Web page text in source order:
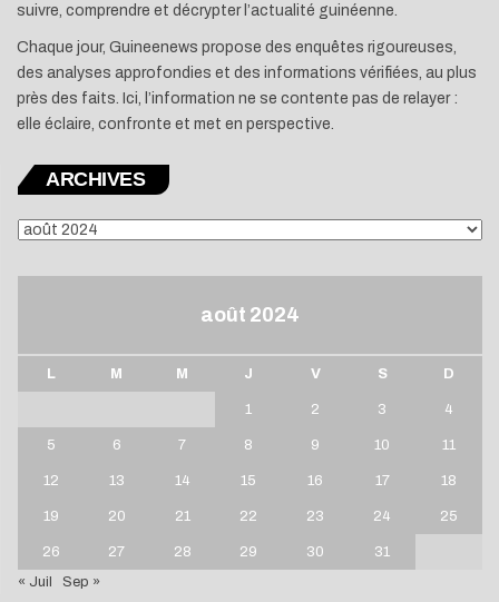
suivre, comprendre et décrypter l’actualité guinéenne.
Chaque jour, Guineenews propose des enquêtes rigoureuses,
des analyses approfondies et des informations vérifiées, au plus
près des faits. Ici, l’information ne se contente pas de relayer :
elle éclaire, confronte et met en perspective.
ARCHIVES
ARCHIVES
août 2024
L M M J V S D
1 2 3 4
5 6 7 8 9 10 11
12 13 14 15 16 17 18
19 20 21 22 23 24 25
26 27 28 29 30
31
« Juil
Sep »